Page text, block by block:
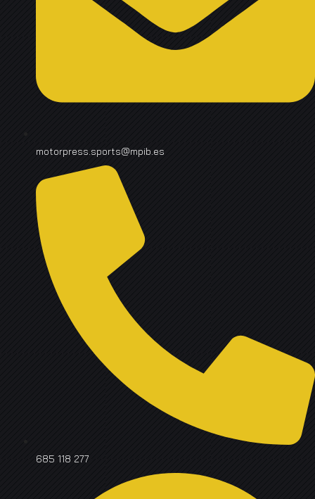
motorpress.sports@mpib.es
685 118 277